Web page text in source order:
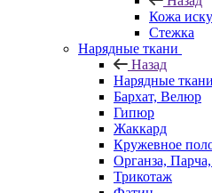
Кожа
Стежка
Нарядные ткани
Назад
Нарядные ткани
Бархат, Велюр
Гипюр
Жаккард
Кружевное
Органза,
Трикотаж